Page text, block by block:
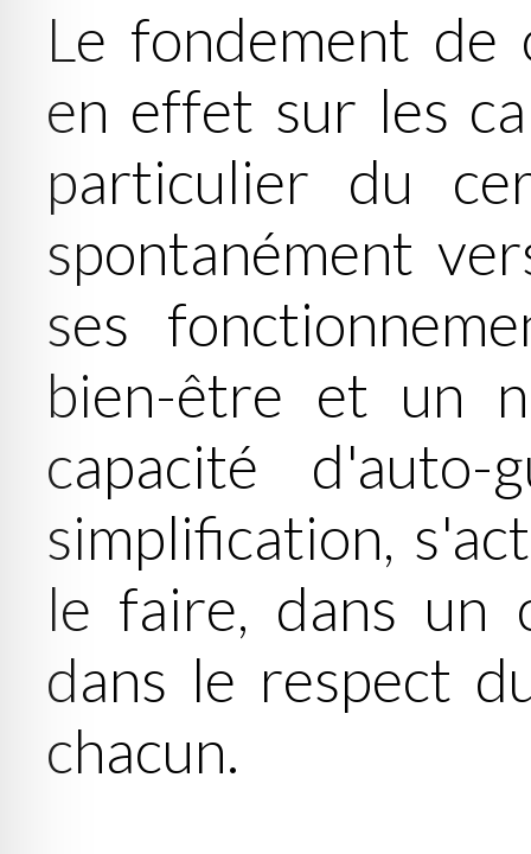
Le fondement de
en effet sur les
particulier du
spontanément
ses
bien-être et un
capacité
simplification,
le faire, dans un
dans le respect
chacun.